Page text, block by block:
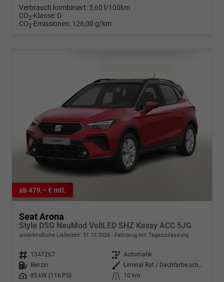
Verbrauch kombiniert: 5,60 l/100km
CO2-Klasse: D
CO2-Emissionen: 126,00 g/km
ab 479,– € mtl.
Seat Arona
Style DSG NeuMod VollLED SHZ Kessy ACC 5JG
unverbindliche Lieferzeit: 31.10.2026 Fahrzeug mit Tageszulassung
Fahrzeugnr. 1347267 Getriebe Automatik
Kraftstoff
Benzin Außenfarbe
Liminal Rot / Dachfarbe schwarz
Leistung
85 kW (116 PS) Kilometerstand
10 km